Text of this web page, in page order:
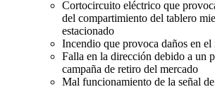
Cortocircuito eléctrico que
del compartimiento del tablero
estacionado
Incendio que provoca daños en
Falla en la dirección debido a un
campaña de retiro del mercado
Mal funcionamiento de la señal